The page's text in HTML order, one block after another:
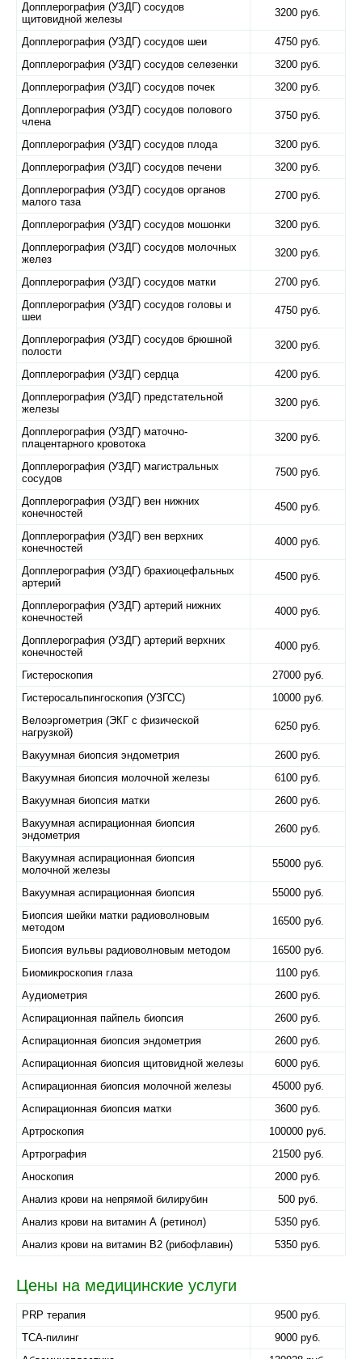
Допплерография (УЗДГ) сосудов
щитовидной железы
3200 руб.
Допплерография (УЗДГ) сосудов шеи
4750 руб.
Допплерография (УЗДГ) сосудов селезенки
3200 руб.
Допплерография (УЗДГ) сосудов почек
3200 руб.
Допплерография (УЗДГ) сосудов полового
члена
3750 руб.
Допплерография (УЗДГ) сосудов плода
3200 руб.
Допплерография (УЗДГ) сосудов печени
3200 руб.
Допплерография (УЗДГ) сосудов органов
малого таза
2700 руб.
Допплерография (УЗДГ) сосудов мошонки
3200 руб.
Допплерография (УЗДГ) сосудов молочных
желез
3200 руб.
Допплерография (УЗДГ) сосудов матки
2700 руб.
Допплерография (УЗДГ) сосудов головы и
шеи
4750 руб.
Допплерография (УЗДГ) сосудов брюшной
полости
3200 руб.
Допплерография (УЗДГ) сердца
4200 руб.
Допплерография (УЗДГ) предстательной
железы
3200 руб.
Допплерография (УЗДГ) маточно-
плацентарного кровотока
3200 руб.
Допплерография (УЗДГ) магистральных
сосудов
7500 руб.
Допплерография (УЗДГ) вен нижних
конечностей
4500 руб.
Допплерография (УЗДГ) вен верхних
конечностей
4000 руб.
Допплерография (УЗДГ) брахиоцефальных
артерий
4500 руб.
Допплерография (УЗДГ) артерий нижних
конечностей
4000 руб.
Допплерография (УЗДГ) артерий верхних
конечностей
4000 руб.
Гистероскопия
27000 руб.
Гистеросальпингоскопия (УЗГСС)
10000 руб.
Велоэргометрия (ЭКГ с физической
нагрузкой)
6250 руб.
Вакуумная биопсия эндометрия
2600 руб.
Вакуумная биопсия молочной железы
6100 руб.
Вакуумная биопсия матки
2600 руб.
Вакуумная аспирационная биопсия
эндометрия
2600 руб.
Вакуумная аспирационная биопсия
молочной железы
55000 руб.
Вакуумная аспирационная биопсия
55000 руб.
Биопсия шейки матки радиоволновым
методом
16500 руб.
Биопсия вульвы радиоволновым методом
16500 руб.
Биомикроскопия глаза
1100 руб.
Аудиометрия
2600 руб.
Аспирационная пайпель биопсия
2600 руб.
Аспирационная биопсия эндометрия
2600 руб.
Аспирационная биопсия щитовидной железы
6000 руб.
Аспирационная биопсия молочной железы
45000 руб.
Аспирационная биопсия матки
3600 руб.
Артроскопия
100000 руб.
Артрография
21500 руб.
Аноскопия
2000 руб.
Анализ крови на непрямой билирубин
500 руб.
Анализ крови на витамин А (ретинол)
5350 руб.
Анализ крови на витамин B2 (рибофлавин)
5350 руб.
Цены на медицинские услуги
PRP терапия
9500 руб.
TCA-пилинг
9000 руб.